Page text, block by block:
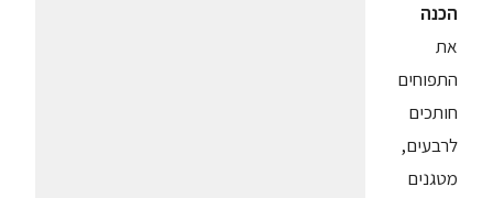
הכנה
את
התפוחים
חותכים
לרבעים,
מטגנים